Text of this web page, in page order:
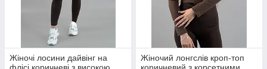
Жіночі лосини дайвінг на
Жіночий лонгслів кроп-топ